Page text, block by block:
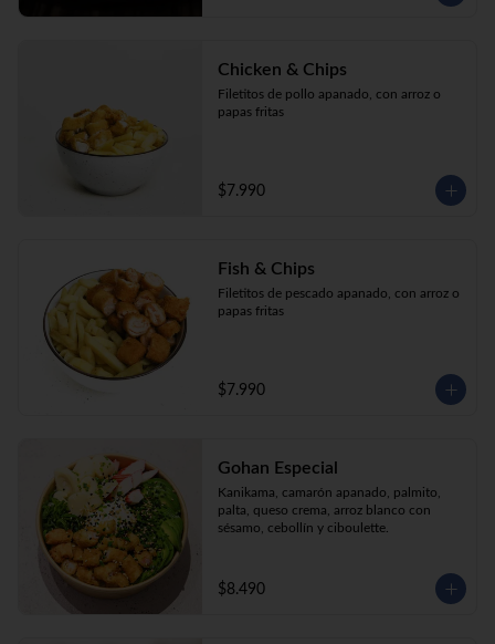
Chicken & Chips
Filetitos de pollo apanado, con arroz o
papas fritas
$7.990
Fish & Chips
Filetitos de pescado apanado, con arroz o
papas fritas
$7.990
Gohan Especial
Kanikama, camarón apanado, palmito,
palta, queso crema, arroz blanco con
sésamo, cebollín y ciboulette.
$8.490